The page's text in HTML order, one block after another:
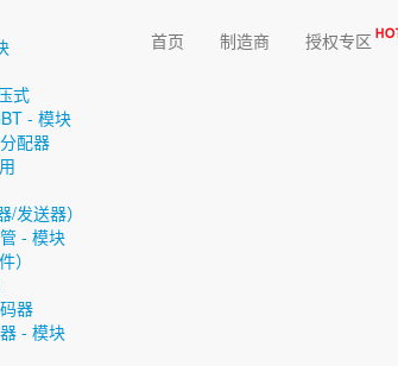
式
- 模块
配器
发送器）
- 模块
）
器
- 模块
首页 制造商 授权专区